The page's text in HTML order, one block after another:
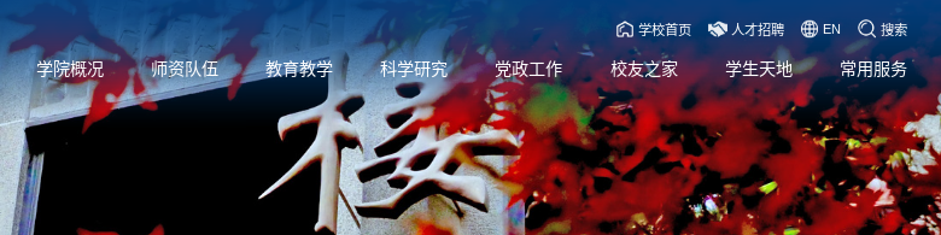
学校首页 人才招聘 EN 搜索
学院概况 师资队伍 教育教学 科学研究 党政工作 校友之家 学生天地 常用服务